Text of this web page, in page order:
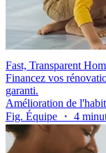
Fast, Transparent
Financez vos
garanti.
Amélioration de
Fig. Équipe ・ 4